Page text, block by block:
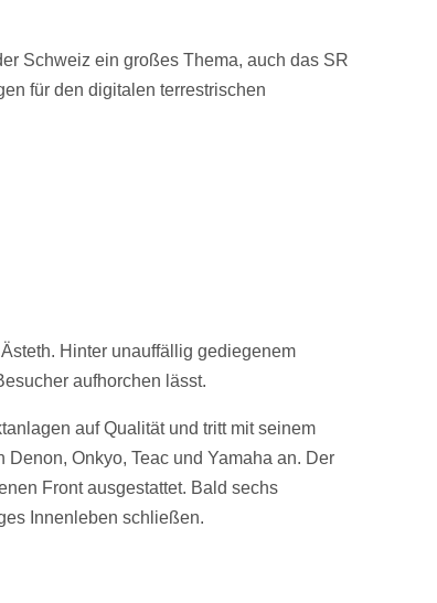
Schweiz ein großes Thema, auch das SR
für den digitalen terrestrischen
Hinter unauffällig gediegenem
aufhorchen lässt.
auf Qualität und tritt mit seinem
Onkyo, Teac und Yamaha an. Der
Front ausgestattet. Bald sechs
Innenleben schließen.